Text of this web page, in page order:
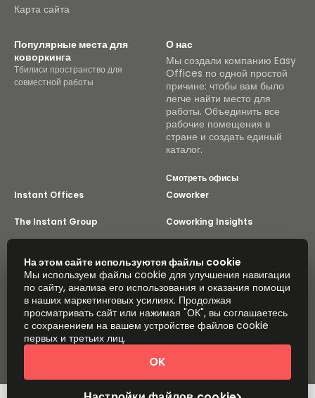
Карта сайта
Популярные места для
коворкинга
Тбилиси пространство для
совместной работы
О нас
Мы создали компанию Easy
Offices по одной простой
причине: чтобы вам было
легче найти место для
работы. Объединить все
рабочие помещения в
стране и создать единый
каталог.
Смотреть офисы
Instant Offices
Coworker
The Instant Group Coworking Insights
Davinci Virtual Incendium
Yta
Входит в состав
Instant Group
Карта сайта Условия
Конфиденциальность
Настройки файлов cookie
Информация
© Easy Offices, 2026 г. Все права защищены.
На этом сайте используются файлы cookie
Мы используем файлы cookie для улучшения навигации
по сайту, анализа его использования и оказания помощи
в наших маркетинговых усилиях. Продолжая
просматривать сайт или нажимая "ОК", вы соглашаетесь
с сохранением на вашем устройстве файлов cookie
первых и третьих лиц.
OK